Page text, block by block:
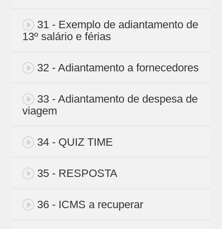
31 - Exemplo de adiantamento de
13º salário e férias
32 - Adiantamento a fornecedores
33 - Adiantamento de despesa de
viagem
34 - QUIZ TIME
35 - RESPOSTA
36 - ICMS a recuperar